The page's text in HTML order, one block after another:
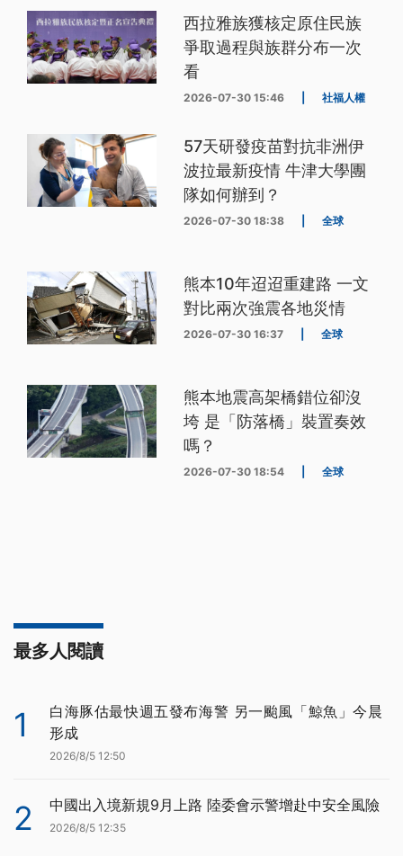
西拉雅族獲核定原住民族
爭取過程與族群分布一次
看
2026-07-30 15:46 社福人權
57天研發疫苗對抗非洲伊
波拉最新疫情 牛津大學團
隊如何辦到？
2026-07-30 18:38 全球
熊本10年迢迢重建路 一文
對比兩次強震各地災情
2026-07-30 16:37 全球
熊本地震高架橋錯位卻沒
垮 是「防落橋」裝置奏效
嗎？
2026-07-30 18:54 全球
最多人閱讀
1
白海豚估最快週五發布海警 另一颱風「鯨魚」今晨
形成
2026/8/5 12:50
2 中國出入境新規9月上路 陸委會示警增赴中安全風險
2026/8/5 12:35